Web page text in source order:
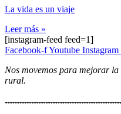
La vida es un viaje
Leer más »
[instagram-feed feed=1]
Facebook-fYoutube Instagram
Nos movemos para mejorar
rural.